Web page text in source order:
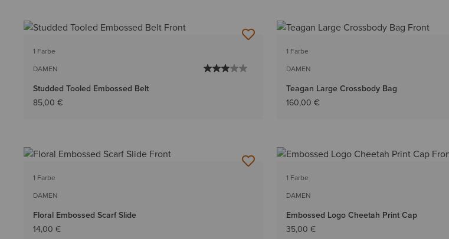
1 Farbe
DAMEN
Studded Tooled Embossed Belt
85,00 €
1 Farbe
DAMEN
Teagan Large Crossbody Bag
160,00 €
1 Farbe
DAMEN
Floral Embossed Scarf Slide
14,00 €
1 Farbe
DAMEN
Embossed Logo Cheetah Print Cap
35,00 €